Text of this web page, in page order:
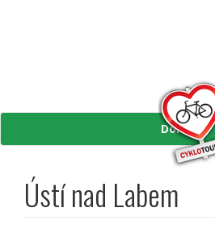
Domů
Ústí nad Labem